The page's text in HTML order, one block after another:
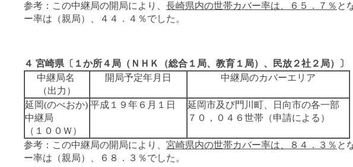
参考：この中継局の開局により、 長崎県内の世帯カバー率は、６５．７％ と
ー率は（親局）、４４．４％でした。
４ 宮崎県〔１か所４局（ＮＨＫ（総合１局、教育１局）、民放２社２局）〕
中継局名
（出力）
開局予定年月日 中継局のカバーエリア
延岡(のべおか)
中継局
（１００Ｗ）
平成１９年６月１日
延岡市及び門川町、日向市の各一部
７０，０４６世帯（申請による）
参考：この中継局の開局により、 宮崎県内の世帯カバー率は、８４．３％ と
ー率は（親局）、６８．３％でした。